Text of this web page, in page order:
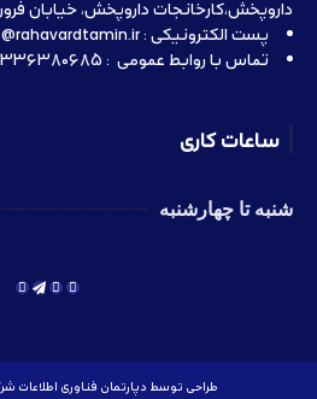
داروپخش،کارخانجات داروپخش، خیابان
پست الکترونیکی : info@rahavardtamin.ir
تماس با روابط عمومی : 09336380685
ساعات کاری
شنبه تا چهارشنبه
طراحی توسط دپارتمان فناوری اطلاعات